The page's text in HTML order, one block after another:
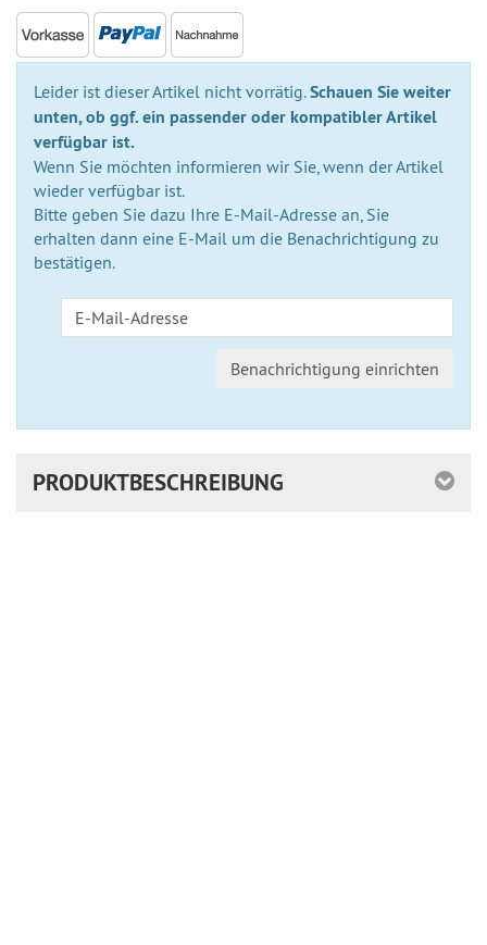
Leider ist dieser Artikel nicht vorrätig.Schauen Sie weiter
unten, ob ggf. ein passender oder kompatibler Artikel
verfügbar ist.
Wenn Sie möchten informieren wir Sie, wenn der Artikel
wieder verfügbar ist.
Bitte geben Sie dazu Ihre E-Mail-Adresse an, Sie
erhalten dann eine E-Mail um die Benachrichtigung zu
bestätigen.
Benachrichtigung einrichten
PRODUKTBESCHREIBUNG